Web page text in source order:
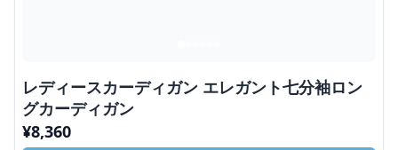
レディースカーディガン エレガント七分袖ロン
グカーディガン
¥8,360